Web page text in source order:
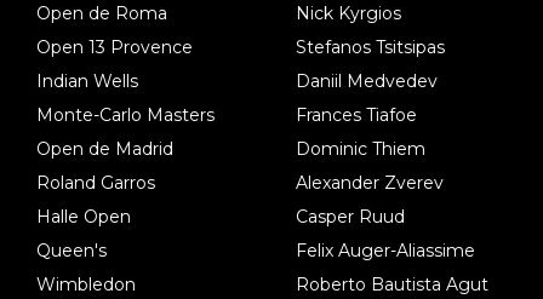
Open de Roma
Open 13 Provence
Indian Wells
Monte-Carlo Masters
Open de Madrid
Roland Garros
Halle Open
Queen's
Wimbledon
Nick Kyrgios
Stefanos Tsitsipas
Daniil Medvedev
Frances Tiafoe
Dominic Thiem
Alexander Zverev
Casper Ruud
Felix Auger-Aliassime
Roberto Bautista Agut